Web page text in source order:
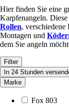
Hier finden Sie eine
Karpfenangeln.
Rollen, verschiedene
Montagen und
dem Sie angeln
Filter
In 24 Stunden
Marke
Fox 803